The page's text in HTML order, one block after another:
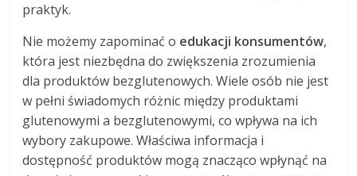
praktyk.
Nie możemy zapominać o edukacji konsumentów,
która jest niezbędna do zwiększenia zrozumienia
dla produktów bezglutenowych. Wiele osób nie jest
w pełni świadomych różnic między produktami
glutenowymi a bezglutenowymi, co wpływa na ich
wybory zakupowe. Właściwa informacja i
dostępność produktów mogą znacząco wpłynąć na